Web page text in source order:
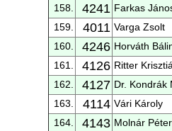
158.
4241 Farkas
159.
4011 Varga Zsolt
160.
4246 Horváth
161.
4126 Ritter
162.
4127 Dr. Kondrák
163.
4114 Vári Károly
164.
4143 Molnár Péter